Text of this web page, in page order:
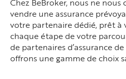
vendre une assurance
votre partenaire dédié, prêt à
chaque étape de votre
de partenaires d’assurance
offrons une gamme de choix